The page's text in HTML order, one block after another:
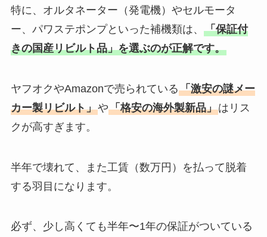
特に、オルタネーター（発電機）やセルモータ
ー、パワステポンプといった補機類は、 「保証付
きの国産リビルト品」を選ぶのが正解です。
ヤフオクやAmazonで売られている「激安の謎メー
カー製リビルト」や「格安の海外製新品」はリス
クが高すぎます。
半年で壊れて、また工賃（数万円）を払って脱着
する羽目になります。
必ず、少し高くても半年〜1年の保証がついている